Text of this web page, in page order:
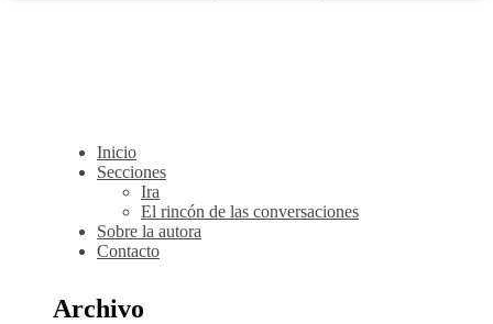
Inicio
Secciones
Ira
El rincón de las conversaciones
Sobre la autora
Contacto
Archivo